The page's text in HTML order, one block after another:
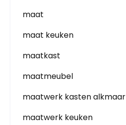
maat
maat keuken
maatkast
maatmeubel
maatwerk kasten alkmaar
maatwerk keuken